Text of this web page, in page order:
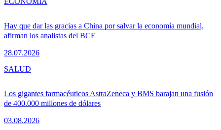
Hay que dar las gracias a China por salvar la economía mundial,
afirman los analistas del BCE
28.07.2026
Los gigantes farmacéuticos AstraZeneca y BMS barajan una fusión
de 400.000 millones de dólares
03.08.2026
SALUD